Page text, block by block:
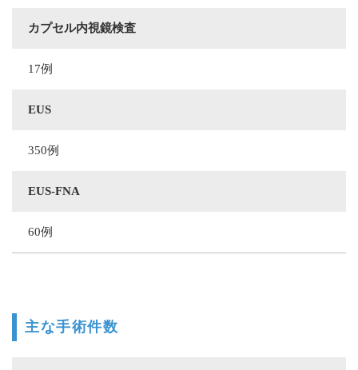
カプセル内視鏡検査
17例
EUS
350例
EUS-FNA
60例
主な手術件数